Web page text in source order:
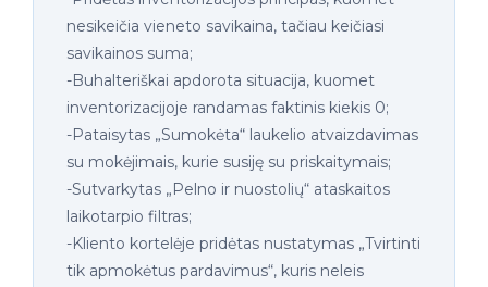
nesikeičia vieneto savikaina, tačiau keičiasi
savikainos suma;
-Buhalteriškai apdorota situacija, kuomet
inventorizacijoje randamas faktinis kiekis 0;
-Pataisytas „Sumokėta“ laukelio atvaizdavimas
su mokėjimais, kurie susiję su priskaitymais;
-Sutvarkytas „Pelno ir nuostolių“ ataskaitos
laikotarpio filtras;
-Kliento kortelėje pridėtas nustatymas „Tvirtinti
tik apmokėtus pardavimus“, kuris neleis